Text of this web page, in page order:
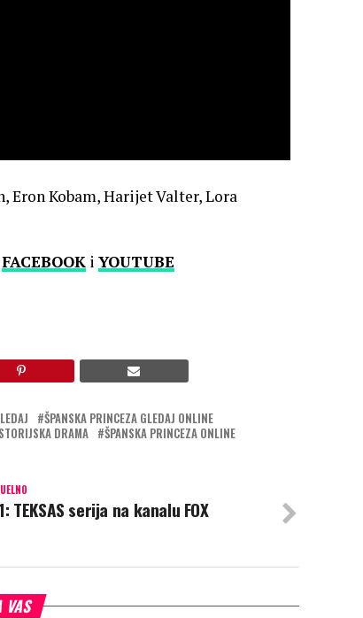
Eron Kobam, Harijet Valter, Lora
FACEBOOK i YOUTUBE
ŠPANSKA PRINCEZA GLEDAJ ONLINE
DRAMA
ŠPANSKA PRINCEZA ONLINE
TEKSAS serija na kanalu FOX
VAS